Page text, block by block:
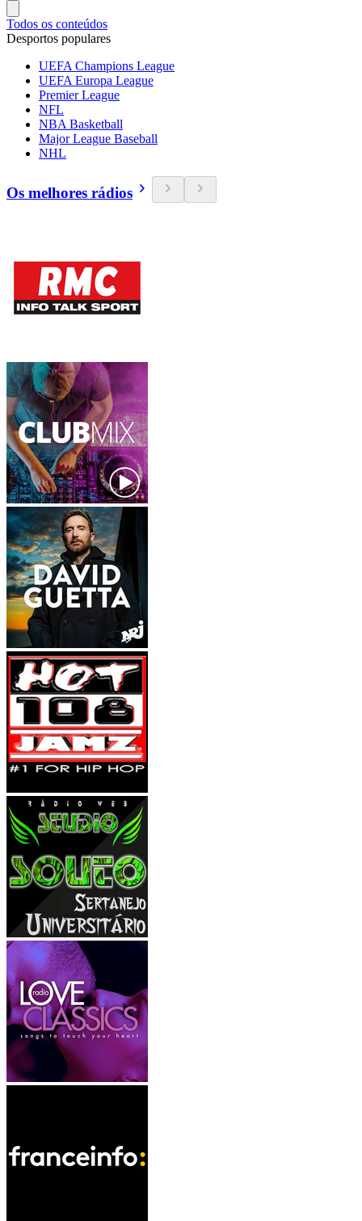
Todos os conteúdos
Desportos populares
UEFA Champions League
UEFA Europa League
Premier League
NFL
NBA Basketball
Major League Baseball
NHL
Os melhores rádios